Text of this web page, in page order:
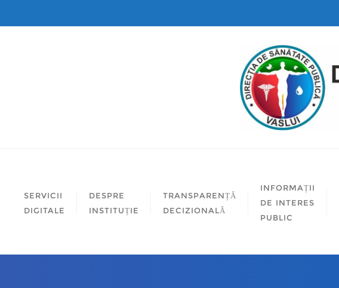
SERVICII
DIGITALE
DESPRE
INSTITUȚIE
TRANSPARENȚĂ
DECIZIONALĂ
INFORMAȚII
DE INTERES
PUBLIC